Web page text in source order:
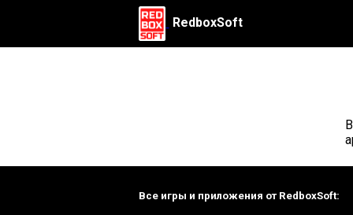
RedboxSoft
Все игры и приложения от RedboxSoft: